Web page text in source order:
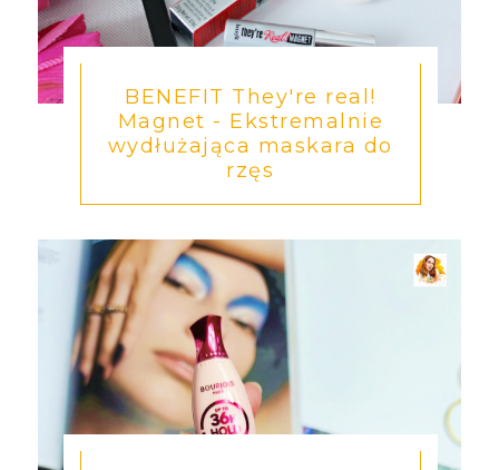
BENEFIT They're real!
Magnet - Ekstremalnie
wydłużająca maskara do
rzęs